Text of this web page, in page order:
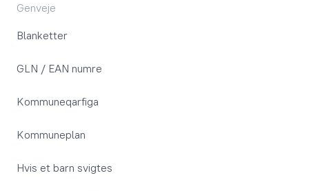
Genveje
Blanketter
GLN / EAN numre
Kommuneqarfiga
Kommuneplan
Hvis et barn svigtes